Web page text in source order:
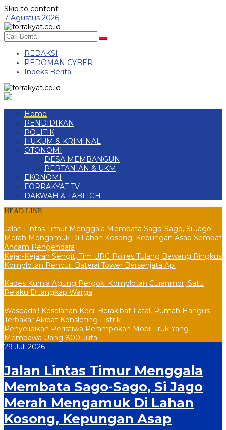
Skip to content
7 Agustus 2026
REDAKSI
PEDOMAN CYBER
Indeks Berita
Home
PENDIDIKAN
POLITIK
HUKUM & KRIMINAL
OTONOMI
DESA MEMBANGUN
PERTANIAN & UKM
EKONOMI
FORRAKYAT TV
DAKWAH & TABLIGH
HEAD LINE
Jalan Lintas Timur Menggala Membata Sago-Sago, Si Jago
Merah Mengamuk Di Lahan Kosong, Kepungan Asap Sempat
Ancam Pengendara
Kejar-Kejaran Sengit, Tim URC Polres Tulang Bawang Ringkus
Komplotan Pencuri Baterai Tower Bersenjata Api
Kades Kurnia Agung Pergoki Komplotan Curanmor, Satu
Pelaku Ditangkap Warga
Waspada!! Kesalahan Kecil Berakibat Fatal, Rumah Hangus
Terbakar Akibat Konsleting Listrik
Penyelidikan Peristiwa Perampokan Mobil Truk Yang
Membawa Uang 800 Juta
29 Juli 2026
Jalan Lintas Timur Menggala
Membata Sago-Sago, Si Jago
Merah Mengamuk Di Lahan
Kosong, Kepungan Asap